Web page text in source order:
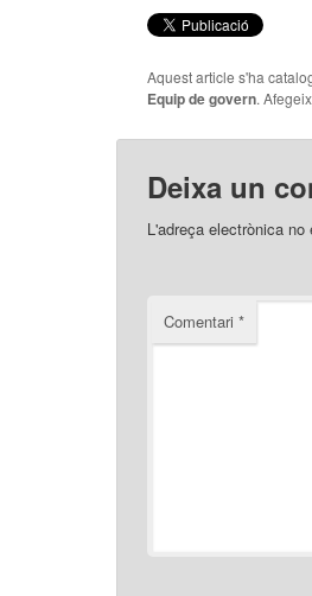
Aquest article s'ha
Equip de govern.
Deixa un
L'adreça electrònica no
Comentari *